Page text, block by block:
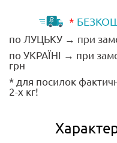
*
по ЛУЦЬКУ → при
по УКРАЇНІ → при
грн
* для посилок
2-х кг!